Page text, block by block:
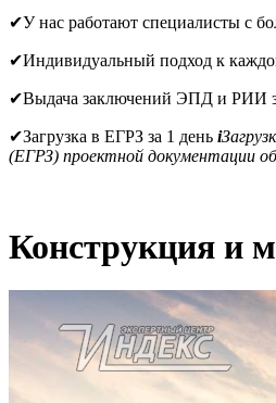
✔У нас работают специалисты с
✔Индивидуальный подход к
✔Выдача заключений ЭПД и РИИ
✔Загрузка в ЕГРЗ за 1 день i
(ЕГРЗ) проектной документации
Конструкция и